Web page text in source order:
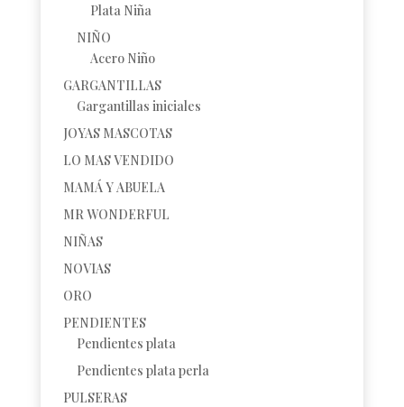
Plata Niña
NIÑO
Acero Niño
GARGANTILLAS
Gargantillas iniciales
JOYAS MASCOTAS
LO MAS VENDIDO
MAMÁ Y ABUELA
MR WONDERFUL
NIÑAS
NOVIAS
ORO
PENDIENTES
Pendientes plata
Pendientes plata perla
PULSERAS